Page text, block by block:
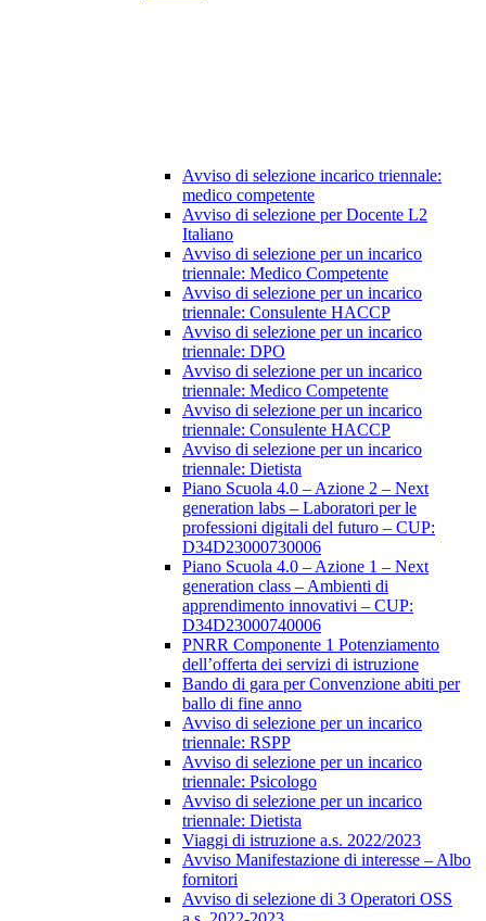
Avviso di selezione incarico triennale:
medico competente
Avviso di selezione per Docente L2
Italiano
Avviso di selezione per un incarico
triennale: Medico Competente
Avviso di selezione per un incarico
triennale: Consulente HACCP
Avviso di selezione per un incarico
triennale: DPO
Avviso di selezione per un incarico
triennale: Medico Competente
Avviso di selezione per un incarico
triennale: Consulente HACCP
Avviso di selezione per un incarico
triennale: Dietista
Piano Scuola 4.0 – Azione 2 – Next
generation labs – Laboratori per le
professioni digitali del futuro – CUP:
D34D23000730006
Piano Scuola 4.0 – Azione 1 – Next
generation class – Ambienti di
apprendimento innovativi – CUP:
D34D23000740006
PNRR Componente 1 Potenziamento
dell’offerta dei servizi di istruzione
Bando di gara per Convenzione abiti per
ballo di fine anno
Avviso di selezione per un incarico
triennale: RSPP
Avviso di selezione per un incarico
triennale: Psicologo
Avviso di selezione per un incarico
triennale: Dietista
Viaggi di istruzione a.s. 2022/2023
Avviso Manifestazione di interesse – Albo
fornitori
Avviso di selezione di 3 Operatori OSS